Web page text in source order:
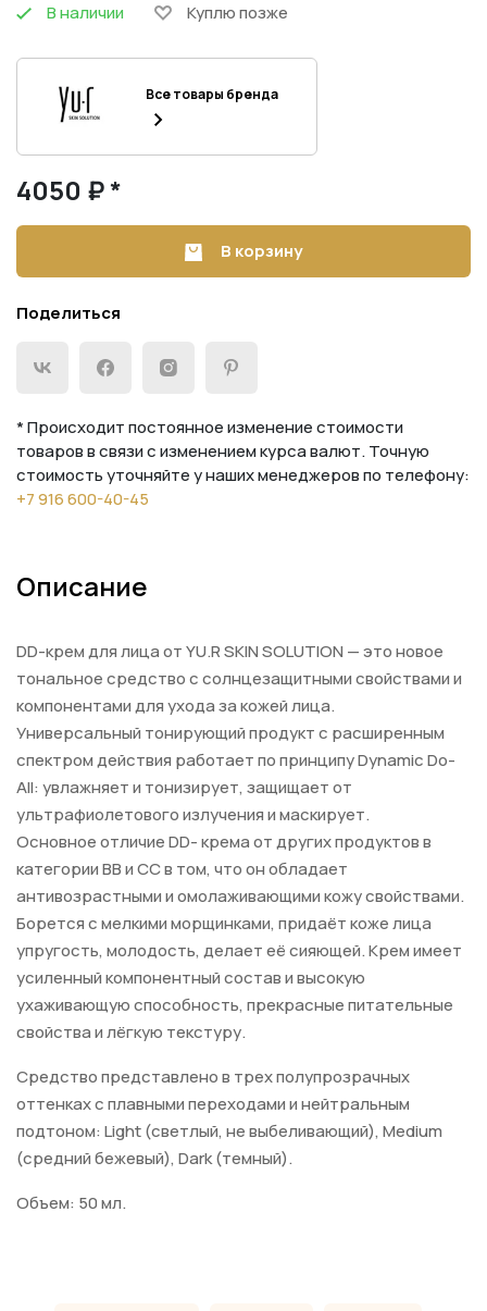
В наличии Куплю позже
Все товары бренда
4050 ₽ *
В корзину
Поделиться
* Происходит постоянное изменение стоимости
товаров в связи с изменением курса валют. Точную
стоимость уточняйте у наших менеджеров по телефону:
+7 916 600-40-45
Описание
DD-крем для лица от YU.R SKIN SOLUTION — это новое
тональное средство с солнцезащитными свойствами и
компонентами для ухода за кожей лица.
Универсальный тонирующий продукт с расширенным
спектром действия работает по принципу Dynamic Do-
All: увлажняет и тонизирует, защищает от
ультрафиолетового излучения и маскирует.
Основное отличие DD- крема от других продуктов в
категории BB и СС в том, что он обладает
антивозрастными и омолаживающими кожу свойствами.
Борется с мелкими морщинками, придаёт коже лица
упругость, молодость, делает её сияющей. Крем имеет
усиленный компонентный состав и высокую
ухаживающую способность, прекрасные питательные
свойства и лёгкую текстуру.
Средство представлено в трех полупрозрачных
оттенках с плавными переходами и нейтральным
подтоном: Light (светлый, не выбеливающий), Medium
(средний бежевый), Dark (темный).
Объем: 50 мл.